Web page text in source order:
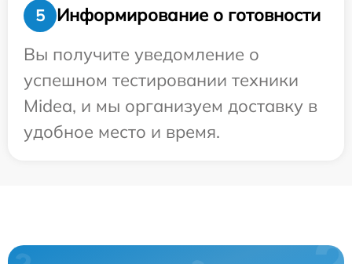
5
Информирование о готовности
Вы получите уведомление о
успешном тестировании техники
Midea, и мы организуем доставку в
удобное место и время.